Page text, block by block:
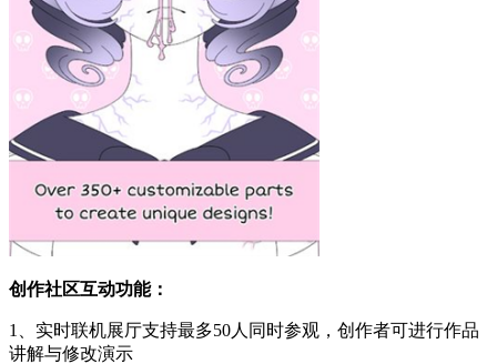
创作社区互动功能：
1、实时联机展厅支持最多50人同时参观，创作者可进行作品
讲解与修改演示